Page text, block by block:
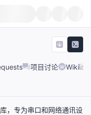
项目讨论 Wiki
，专为串口和网络通讯设